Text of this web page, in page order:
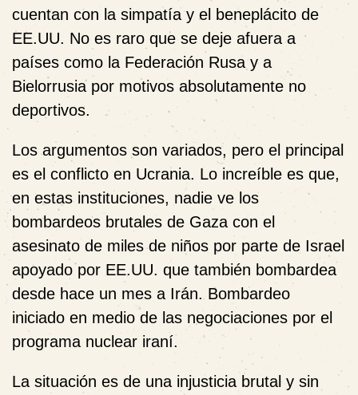
cuentan con la simpatía y el beneplácito de
EE.UU. No es raro que se deje afuera a
países como la Federación Rusa y a
Bielorrusia por motivos absolutamente no
deportivos.
Los argumentos son variados, pero el principal
es el conflicto en Ucrania. Lo increíble es que,
en estas instituciones, nadie ve los
bombardeos brutales de Gaza con el
asesinato de miles de niños por parte de Israel
apoyado por EE.UU. que también bombardea
desde hace un mes a Irán. Bombardeo
iniciado en medio de las negociaciones por el
programa nuclear iraní.
La situación es de una injusticia brutal y sin